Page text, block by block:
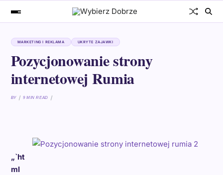
MARKETING I REKLAMA UKRYTE ZAJAWKI
Pozycjonowanie strony
internetowej Rumia
BY 9 MIN READ
„`ht
ml